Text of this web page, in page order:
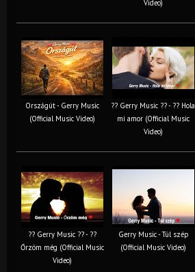
Video)
Országút - Gerry Music
(Official Music Video)
?? Gerry Music ?? - ?? Hola
mi amor (Official Music
Video)
?? Gerry Music ?? - ??
Őrzöm még (Official Music
Video)
Gerry Music - Túl szép
(Official Music Video)